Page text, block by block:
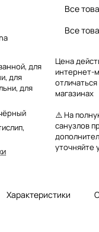
, для
, для
, для
,
Все
Цена
интернет-
магазинах
⚠️ На
санузлов
уточняйте
Характеристики